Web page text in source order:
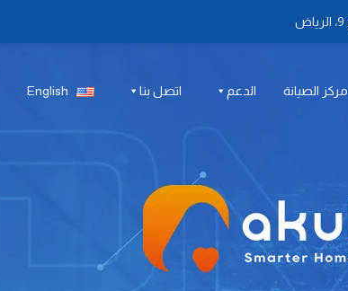
مركز الصيانة الدعم اتصل بنا English